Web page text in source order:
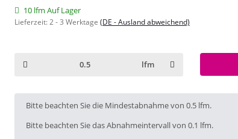
10 lfm Auf Lager
Lieferzeit:2 - 3 Werktage (DE - Ausland abweichend)
lfm
x
Bitte beachten Sie die Mindestabnahme von 0.5 lfm.
Bitte beachten Sie das Abnahmeintervall von 0.1 lfm.